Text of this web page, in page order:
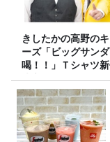
きしたかの高野の
ーズ「ビッグサン
喝！！」Ｔシャツ
決定！